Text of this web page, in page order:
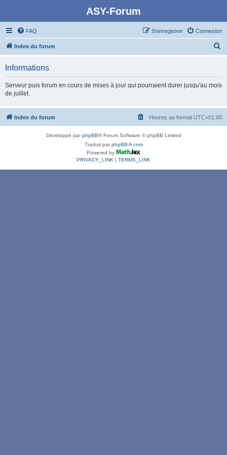
ASY-Forum
FAQ Connexion
S’enregistrer
Index du forum
c
Informations
Serveur puis forum en cours de mises à jour qui pourraient durer jusqu'au mois
de juillet.
Index du forum Heures au format UTC+01:00
Développé parphpBB® Forum Software © phpBB Limited
Traduit parphpBB-fr.com
Powered by
PRIVACY_LINK | TERMS_LINK